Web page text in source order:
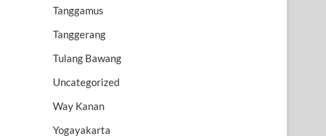
Tanggamus
Tanggerang
Tulang Bawang
Uncategorized
Way Kanan
Yogayakarta